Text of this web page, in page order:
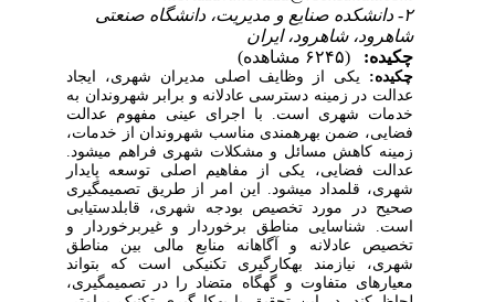
۲- دانشکده صنایع و مدیریت، دانشگاه صنعتی
شاهرود، شاهرود، ایران
چکیده:
چکیده:یکی از وظایف اصلی مدیران شهری، ایجاد
عدالت در زمینه دسترسی عادلانه و برابر شهروندان به
خدمات شهری است. با اجرای عینی مفهوم عدالت
فضایی، ضمن بهره‎مندی مناسب شهروندان از خدمات،
زمینه کاهش مسائل و مشکلات شهری فراهم می‎شود.
عدالت فضایی، یکی از مفاهیم اصلی توسعه پایدار
شهری، قلمداد می‎شود. این امر از طریق تصمیم‎گیری
صحیح در مورد تخصیص بودجه شهری، قابل‎دستیابی
است. شناسایی مناطق برخوردار و غیربرخوردار و
تخصیص عادلانه و آگاهانه منابع مالی بین مناطق
شهری، نیازمند به‎کارگیری تکنیکی است که بتواند
معیارهای متفاوت و گه‎گاه متضاد را در تصمیم‎گیری،